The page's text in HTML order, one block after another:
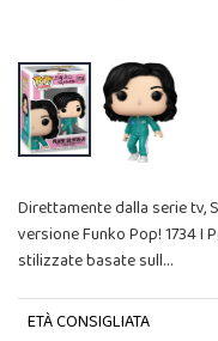
Direttamente dalla serie tv,
versione Funko Pop! 1734 I
stilizzate basate sull…
ETÀ CONSIGLIATA